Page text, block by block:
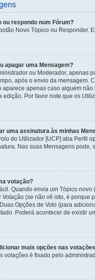
ou respondo num Fórum?
Novo Tópico ou Responder.
apagar uma Mensagem?
ou Moderador, apenas
após o envio da mensagem.
aparece apenas caso alguém
edição. Por favor note que os
uma assinatura às minhas
do Utilizador [UCP] aba Perfil
Nas suas Mensagens
votação?
Quando envia um Tópico
Votação (se não vê isto, é
Opções de Voto (para
Poderá acontecer de existir
mais opções nas
votações é fixado pelo